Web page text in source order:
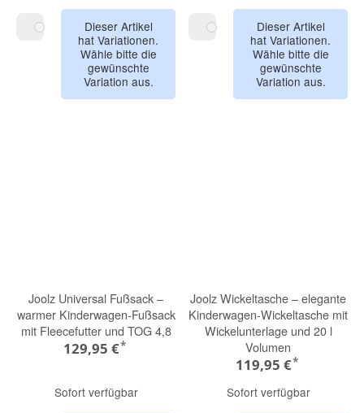
sandy taupe
Dieser Artikel
hat Variationen.
Wähle bitte die
gewünschte
Variation aus.
milky beige
Dieser Artikel
hat Variationen.
Wähle bitte die
gewünschte
Variation aus.
Joolz Universal Fußsack –
warmer Kinderwagen-Fußsack
mit Fleecefutter und TOG 4,8
129,95 €*
Sofort verfügbar
Joolz Wickeltasche – elegante
Kinderwagen-Wickeltasche mit
Wickelunterlage und 20 l
Volumen
119,95 €*
Sofort verfügbar